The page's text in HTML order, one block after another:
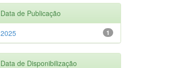
Data de Publicação
1
2025
Data de Disponibilização